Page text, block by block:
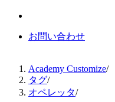
お問い合わせ
Academy Customize/
タグ/
オペレッタ/